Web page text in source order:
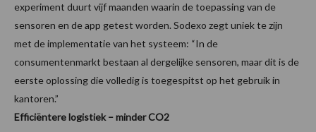
experiment duurt vijf maanden waarin de toepassing van de
sensoren en de app getest worden. Sodexo zegt uniek te zijn
met de implementatie van het systeem: “In de
consumentenmarkt bestaan al dergelijke sensoren, maar dit is de
eerste oplossing die volledig is toegespitst op het gebruik in
kantoren.”
Efficiëntere logistiek – minder CO2